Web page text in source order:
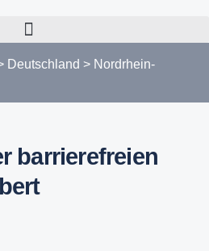
Deutschland > Nordrhein-
barrierefreien